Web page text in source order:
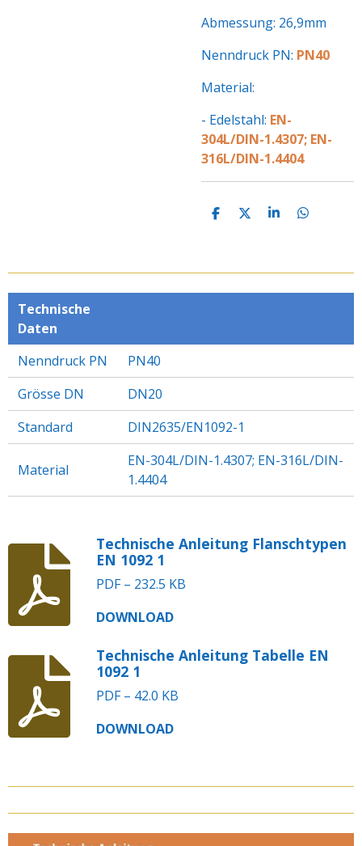
Abmessung: 26,9mm
Nenndruck PN: PN40
Material:
- Edelstahl: EN-
304L/DIN-1.4307; EN-
316L/DIN-1.4404
T
E
T
E
T
E
T
E
Technische
Daten
Nenndruck PN
PN40
Grösse DN
DN20
Standard
DIN2635/EN1092-1
Material
EN-304L/DIN-1.4307; EN-316L/DIN-
1.4404
Technische Anleitung Flanschtypen
EN 1092 1
PDF – 232.5 KB
DOWNLOAD
Technische Anleitung Tabelle EN
1092 1
PDF – 42.0 KB
DOWNLOAD